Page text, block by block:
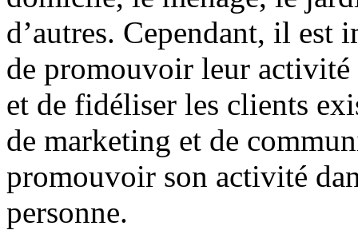
d’autres. Cependant, il est
de promouvoir leur
et de fidéliser les clients
de marketing et de
promouvoir son activité
personne.